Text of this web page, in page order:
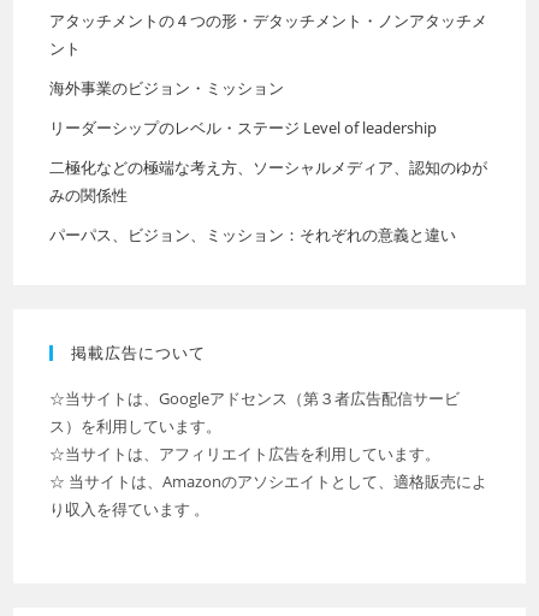
アタッチメントの４つの形・デタッチメント・ノンアタッチメ
ント
海外事業のビジョン・ミッション
リーダーシップのレベル・ステージ Level of leadership
二極化などの極端な考え方、ソーシャルメディア、認知のゆが
みの関係性
パーパス、ビジョン、ミッション：それぞれの意義と違い
掲載広告について
☆当サイトは、Googleアドセンス（第３者広告配信サービ
ス）を利用しています。
☆当サイトは、アフィリエイト広告を利用しています。
☆ 当サイトは、Amazonのアソシエイトとして、適格販売によ
り収入を得ています 。